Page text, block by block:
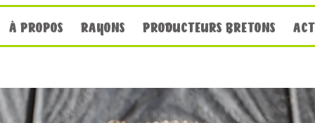
À PROPOS RAYONS PRODUCTEURS BRETONS